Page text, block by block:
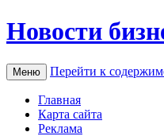
Новости
Меню Перейти к
Главная
Карта сайта
Реклама